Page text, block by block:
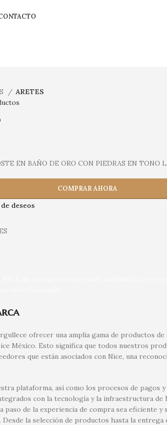
ARETES
EN BAÑO DE ORO CON PIEDRAS EN TONO
COMPRAR AHORA
deseos
ofrecer una amplia gama de productos de
México. Esto significa que todos nuestros
que están asociados con Nice, una
plataforma, así como los procesos de pagos y
con la tecnología y la infraestructura de
paso de la experiencia de compra sea eficiente y
la selección de productos hasta la entrega